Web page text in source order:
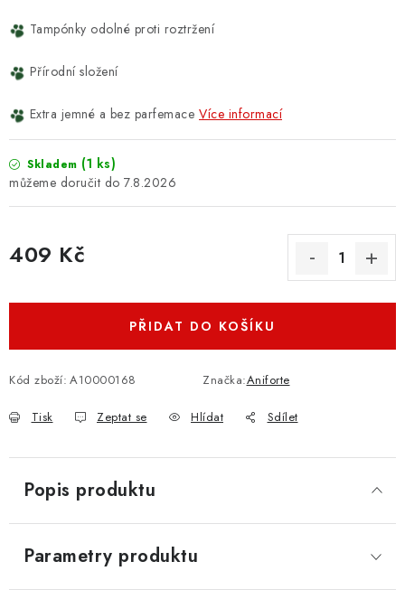
Tampónky odolné proti roztržení
Přírodnísložení
Extra jemné a bez parfemace Více informací
Skladem (1 ks)
7.8.2026
409 Kč
PŘIDAT DO KOŠÍKU
Kód zboží: A10000168 Značka:Aniforte
Tisk Zeptat se Hlídat Sdílet
Popis produktu
Parametry produktu